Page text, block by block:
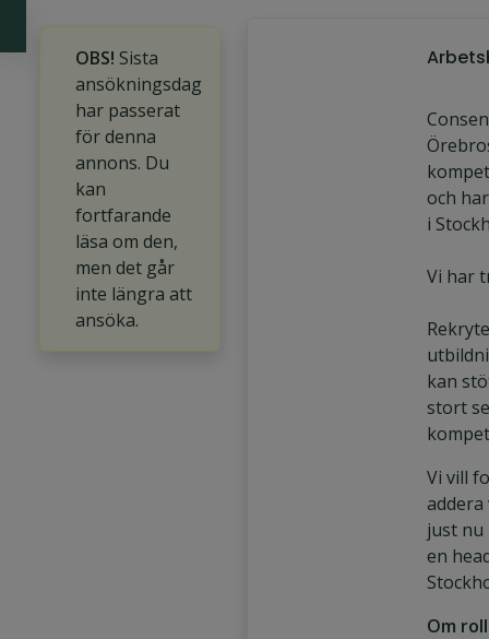
OBS! Sista
ansökningsdag
har passerat
för denna
annons. Du
kan
fortfarande
läsa om den,
men det går
inte längra att
ansöka.
och
i
Vi har
kan
stort
Vi vill
just nu
en
Om